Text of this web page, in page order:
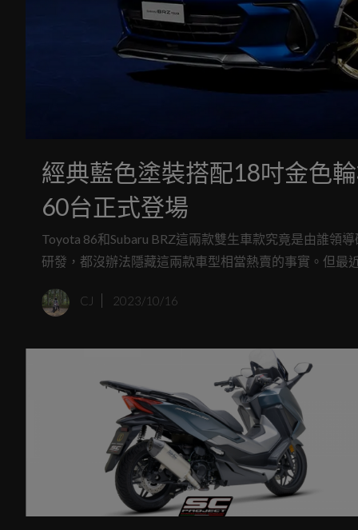
經典藍色塗裝搭配18吋金色
60台正式登場
Toyota 86和Subaru BRZ這兩款雙生車款究竟是由誰領
研發，都沒辦法隱藏這兩款車型相當熱賣的事實。但最
CJ 2023/10/16